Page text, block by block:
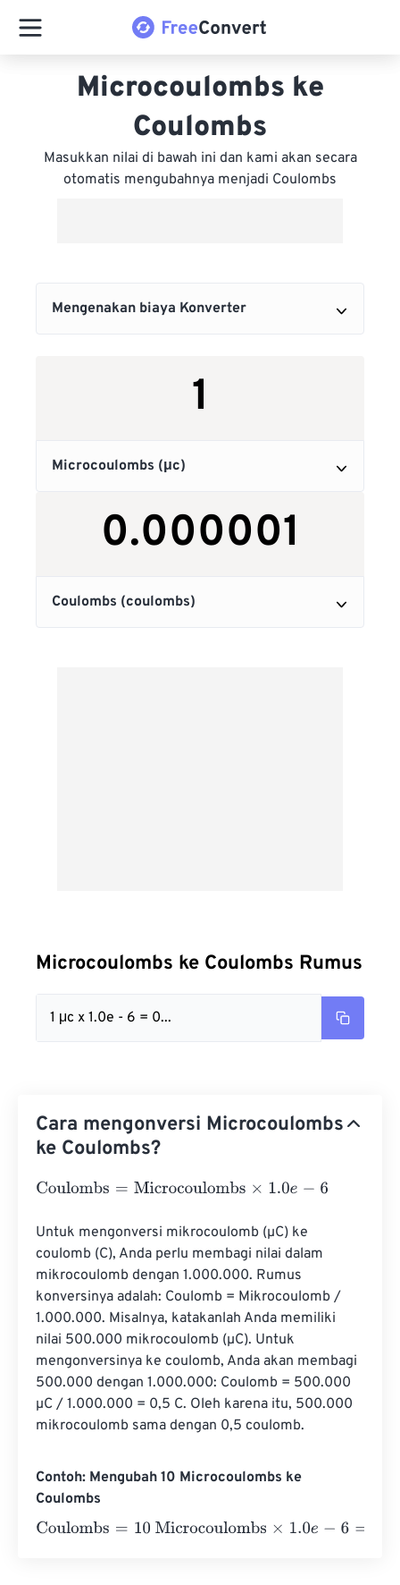
Microcoulombs ke
Coulombs
Masukkan nilai di bawah ini dan kami akan secara
otomatis mengubahnya menjadi Coulombs
Microcoulombs ke Coulombs Rumus
1 μc x 1.0e - 6 = 0...
Cara mengonversi Microcoulombs
ke Coulombs?
Coulombs= Microcoulombs×1.0e- 6
Untuk mengonversi mikrocoulomb (µC) ke
coulomb (C), Anda perlu membagi nilai dalam
mikrocoulomb dengan 1.000.000. Rumus
konversinya adalah: Coulomb = Mikrocoulomb /
1.000.000. Misalnya, katakanlah Anda memiliki
nilai 500.000 mikrocoulomb (µC). Untuk
mengonversinya ke coulomb, Anda akan membagi
500.000 dengan 1.000.000: Coulomb = 500.000
µC / 1.000.000 = 0,5 C. Oleh karena itu, 500.000
mikrocoulomb sama dengan 0,5 coulomb.
Contoh: Mengubah 10 Microcoulombs ke
Coulombs
Coulombs= 10 Microcoulombs×1.0e-6= 0.00001